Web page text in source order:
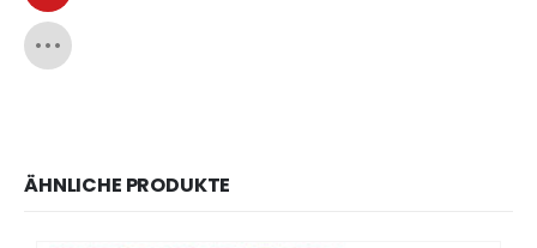
ÄHNLICHE PRODUKTE